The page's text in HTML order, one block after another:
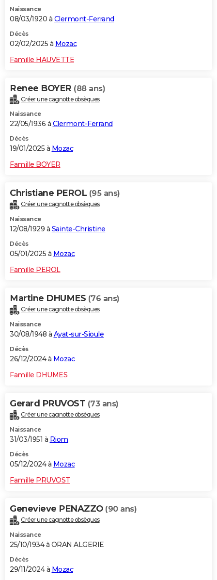
Naissance
08/03/1920 à Clermont-Ferrand
Décès
02/02/2025 à Mozac
Famille HAUVETTE
Renee BOYER (88 ans)
Créer une cagnotte obsèques
Naissance
22/05/1936 à Clermont-Ferrand
Décès
19/01/2025 à Mozac
Famille BOYER
Christiane PEROL (95 ans)
Créer une cagnotte obsèques
Naissance
12/08/1929 à Sainte-Christine
Décès
05/01/2025 à Mozac
Famille PEROL
Martine DHUMES (76 ans)
Créer une cagnotte obsèques
Naissance
30/08/1948 à Ayat-sur-Sioule
Décès
26/12/2024 à Mozac
Famille DHUMES
Gerard PRUVOST (73 ans)
Créer une cagnotte obsèques
Naissance
31/03/1951 à Riom
Décès
05/12/2024 à Mozac
Famille PRUVOST
Genevieve PENAZZO (90 ans)
Créer une cagnotte obsèques
Naissance
25/10/1934 à ORAN ALGERIE
Décès
29/11/2024 à Mozac